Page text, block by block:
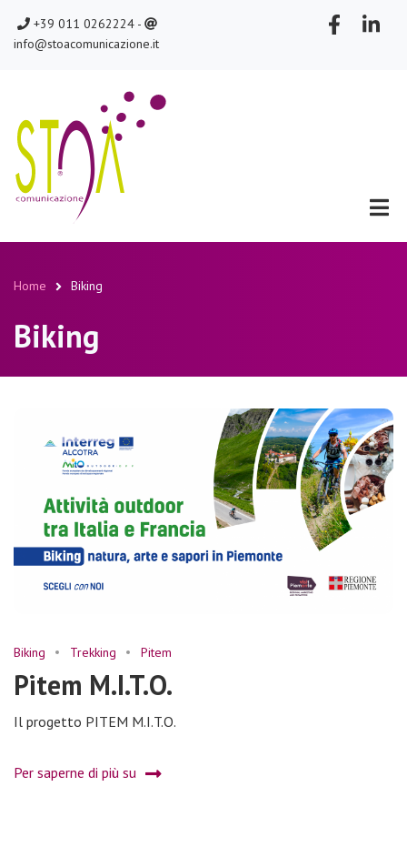
contenuto
chiamaci
+39 011 0262224 -
scrivici
info@stoacomunicazione.it
Briciole
di
pane
Home Biking
Biking
Biking Trekking Pitem
Pitem M.I.T.O.
Il progetto PITEM M.I.T.O.
Per saperne di più su
Pitem